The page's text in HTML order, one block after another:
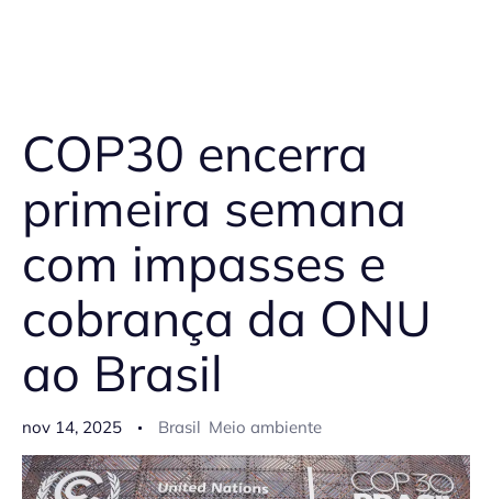
COP30 encerra
primeira semana
com impasses e
cobrança da ONU
ao Brasil
nov 14, 2025 Brasil Meio ambiente